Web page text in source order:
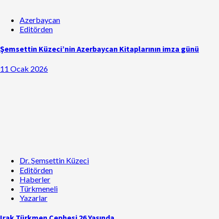
Azerbaycan
Editörden
Şemsettin Küzeci’nin Azerbaycan Kitaplarının imza günü
11 Ocak 2026
Dr. Şemsettin Küzeci
Editörden
Haberler
Türkmeneli
Yazarlar